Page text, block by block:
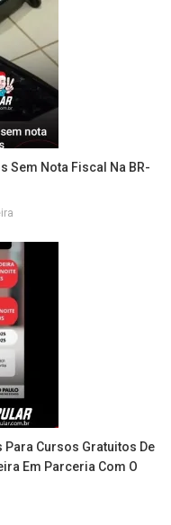
Sem Nota Fiscal Na BR-
Cursos Gratuitos De
Em Parceria Com O